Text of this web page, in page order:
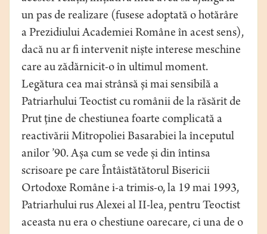
un pas de realizare (fusese adoptată o hotărâre
a Prezidiului Academiei Române în acest sens),
dacă nu ar fi intervenit niște interese meschine
care au zădărnicit-o în ultimul moment.
Legătura cea mai strânsă și mai sensibilă a
Patriarhului Teoctist cu românii de la răsărit de
Prut ține de chestiunea foarte complicată a
reactivării Mitropoliei Basarabiei la începutul
anilor ’90. Așa cum se vede și din întinsa
scrisoare pe care Întâistătătorul Bisericii
Ortodoxe Române i-a trimis-o, la 19 mai 1993,
Patriarhului rus Alexei al II-lea, pentru Teoctist
aceasta nu era o chestiune oarecare, ci una de o